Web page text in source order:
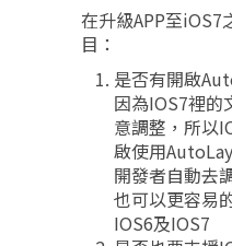
在升級APP至iOS7
目：
是否有開啟
因為IOS7裡的
意調整，所以
啟使用
開發者自動去
也可以更容易
IOS6及IOS7